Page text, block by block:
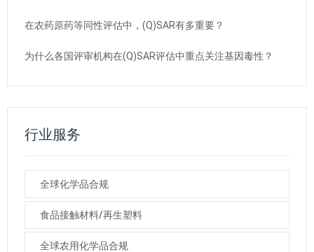
在农药原药等同性评估中，(Q)SAR有多重要？
为什么各国评审机构在(Q)SAR评估中重点关注基因毒性？
行业服务
全球化学品合规
食品接触材料/再生塑料
全球农用化学品合规